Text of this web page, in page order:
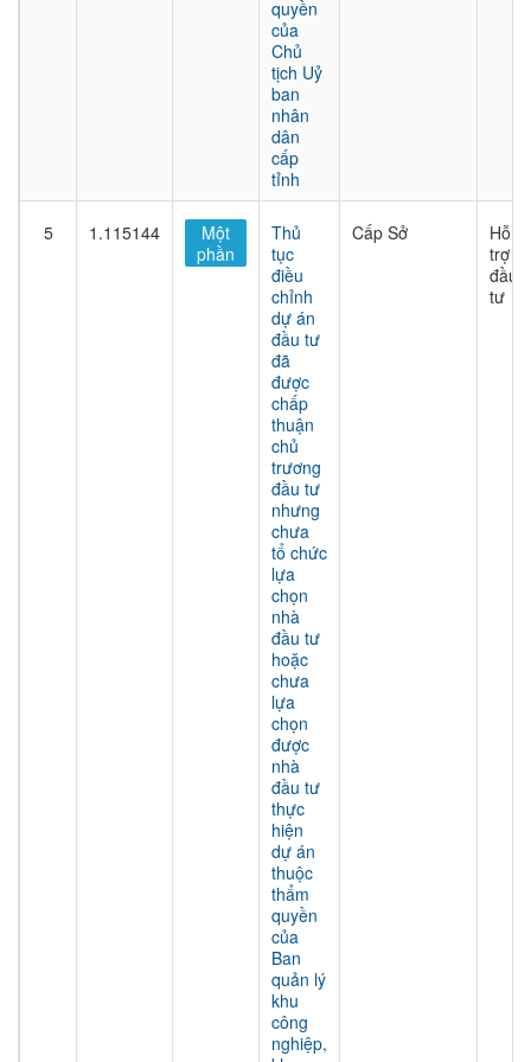
quyền
của
Chủ
tịch Uỷ
ban
nhân
dân
cấp
tỉnh
5 1.115144
Một
phần
Thủ
tục
điều
chỉnh
dự án
đầu tư
đã
được
chấp
thuận
chủ
trương
đầu tư
nhưng
chưa
tổ chức
lựa
chọn
nhà
đầu tư
hoặc
chưa
lựa
chọn
được
nhà
đầu tư
thực
hiện
dự án
thuộc
thẩm
quyền
của
Ban
quản lý
khu
công
nghiệp,
Cấp Sở
Hỗ
trợ
đầu
tư